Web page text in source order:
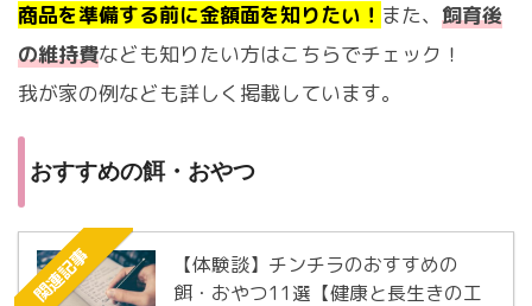
商品を準備する前に金額面を知りたい！ また、 飼育後
の維持費なども知りたい方はこちらでチェック！
我が家の例なども詳しく掲載しています。
おすすめの餌・おやつ
関連記事
【体験談】チンチラのおすすめの
餌・おやつ11選【健康と長生きの工